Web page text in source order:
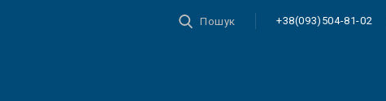
Пошук +38(093)504-81-02